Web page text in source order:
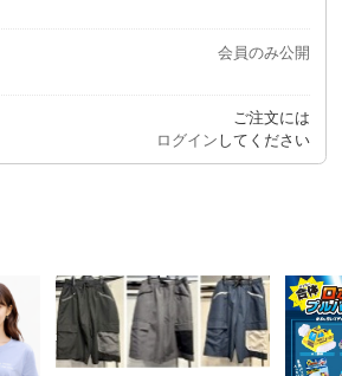
会員のみ公開
ご注文には
ログイン してください